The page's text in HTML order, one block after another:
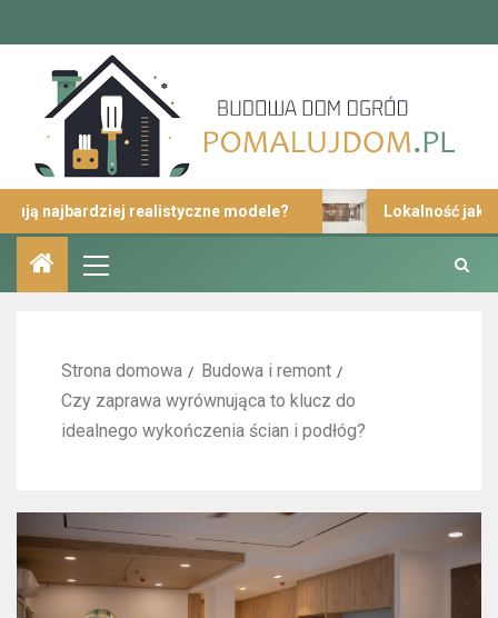
realistyczne modele? Lokalność jako istotny
Strona domowa
Budowa i remont
Czy zaprawa wyrównująca to klucz do
idealnego wykończenia ścian i podłóg?